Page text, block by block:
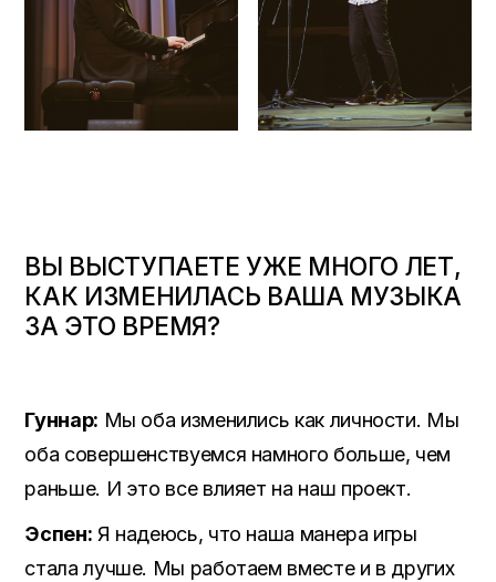
ВЫ ВЫСТУПАЕТЕ УЖЕ МНОГО ЛЕТ,
КАК ИЗМЕНИЛАСЬ ВАША МУЗЫКА
ЗА ЭТО ВРЕМЯ?
Гуннар: Мы оба изменились как личности. Мы
оба совершенствуемся намного больше, чем
раньше. И это все влияет на наш проект.
Эспен: Я надеюсь, что наша манера игры
стала лучше. Мы работаем вместе и в других